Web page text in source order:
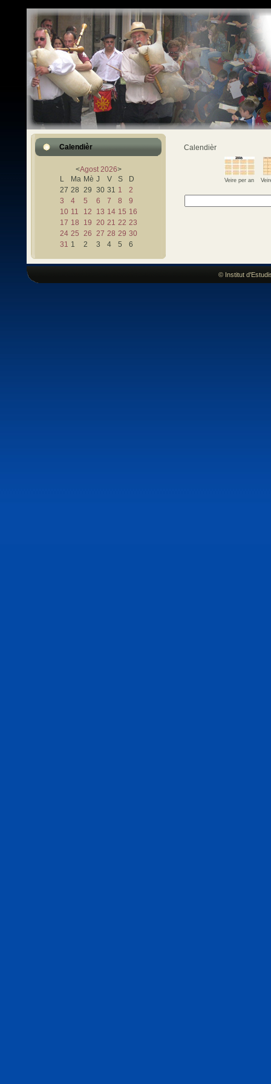
Calendièr
<Agost 2026>
L
Ma Mè J V S
D
27 28 29 30 31 1
2
3
4 5 6 7 8
9
10 11 12 13 14 15 16
17 18 19 20 21 22 23
24 25 26 27 28 29 30
31 1 2 3 4 5 6
Calendièr
Veire per an
© Institut